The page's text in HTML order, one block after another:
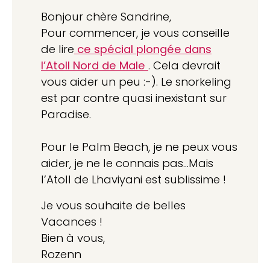
Bonjour chère Sandrine,
Pour commencer, je vous conseille
de lire ce spécial plongée dans
l’Atoll Nord de Male . Cela devrait
vous aider un peu :-). Le snorkeling
est par contre quasi inexistant sur
Paradise.
Pour le Palm Beach, je ne peux vous
aider, je ne le connais pas…Mais
l’Atoll de Lhaviyani est sublissime !
Je vous souhaite de belles
Vacances !
Bien à vous,
Rozenn